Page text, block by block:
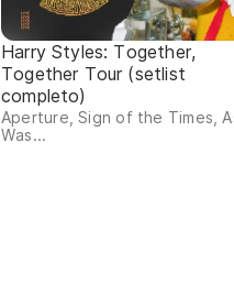
Harry Styles: Together,
Together Tour (setlist
completo)
Aperture, Sign of the Times,
Was...